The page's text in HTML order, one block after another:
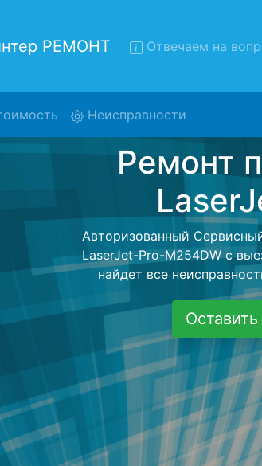
РЕМОНТ Отвечаем на
Неисправности
Ремонт
Ремонт принтеров Hp Color-
обратно - с помощью нашей
для дальнейшего более
останется
Оставить